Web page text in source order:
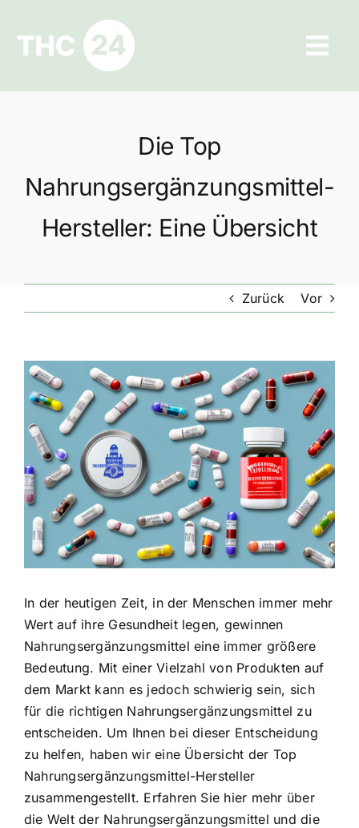
springen
Ratgeber
Datenschutz
Die Top
Nahrungsergänzungsmittel-
Hersteller: Eine Übersicht
Zurück Vor
Zeige
grösseres
Bild
In der heutigen Zeit, in der Menschen immer mehr
Wert auf ihre Gesundheit legen, gewinnen
Nahrungsergänzungsmittel eine immer größere
Bedeutung. Mit einer Vielzahl von Produkten auf
dem Markt kann es jedoch schwierig sein, sich
für die richtigen Nahrungsergänzungsmittel zu
entscheiden. Um Ihnen bei dieser Entscheidung
zu helfen, haben wir eine Übersicht der Top
Nahrungsergänzungsmittel-Hersteller
zusammengestellt. Erfahren Sie hier mehr über
die Welt der Nahrungsergänzungsmittel und die